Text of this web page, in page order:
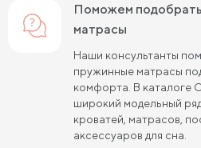
Пружинные матрасы 180 см
Пружинные матрасы 80х190 см
Пружинные матрасы 90х200 см
Пружинные матрасы 120х200 см
Поможем подобрать кокосовые пружинные
матрасы
Наши консультанты
пружинные матрасы
комфорта. В каталоге
широкий модельный
кроватей, матрасов,
аксессуаров для сна.